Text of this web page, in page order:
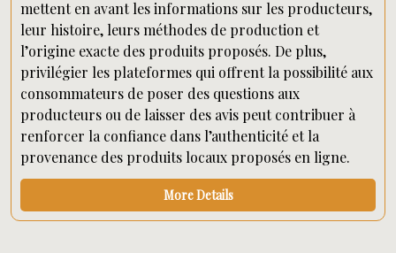
mettent en avant les informations sur les producteurs,
leur histoire, leurs méthodes de production et
l’origine exacte des produits proposés. De plus,
privilégier les plateformes qui offrent la possibilité aux
consommateurs de poser des questions aux
producteurs ou de laisser des avis peut contribuer à
renforcer la confiance dans l’authenticité et la
provenance des produits locaux proposés en ligne.
More Details